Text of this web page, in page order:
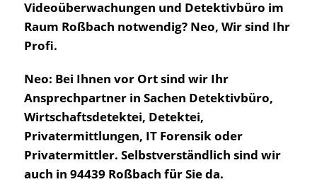
Videoüberwachungen und Detektivbüro im
Raum Roßbach notwendig? Neo, Wir sind Ihr
Profi.
Neo: Bei Ihnen vor Ort sind wir Ihr
Ansprechpartner in Sachen Detektivbüro,
Wirtschaftsdetektei, Detektei,
Privatermittlungen, IT Forensik oder
Privatermittler. Selbstverständlich sind wir
auch in 94439 Roßbach für Sie da.